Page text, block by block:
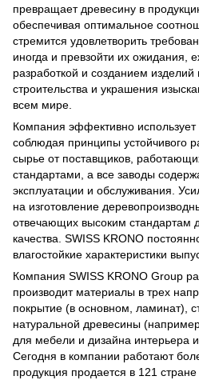
превращает древесину в
обеспечивая оптимальное
стремится удовлетворить
иногда и превзойти их ожидания,
разработкой и созданием
строительства и украшения
всем мире.
Компания эффективно
соблюдая принципы устойчивого
сырье от поставщиков,
стандартами, а все заводы
эксплуатации и обслуживания.
на изготовление
отвечающих высоким стандартам
качества. SWISS KRONO
влагостойкие характеристики
Компания SWISS KRONO Group
производит материалы в трех
покрытие (в основном, ламинат),
натуральной древесины
для мебели и дизайна интерьера
Сегодня в компании работают
продукция продается в 121